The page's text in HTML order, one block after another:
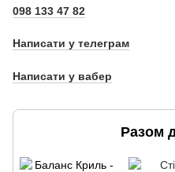
098 133 47 82
Написати у телеграм
Написати у вабер
Разом